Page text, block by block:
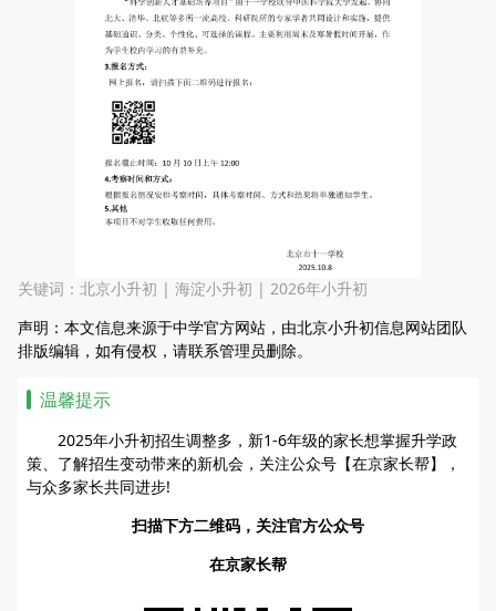
关键词： 北京小升初 | 海淀小升初 | 2026年小升初
声明：本文信息来源于中学官方网站，由北京小升初信息网站团队
排版编辑，如有侵权，请联系管理员删除。
温馨提示
2025年小升初招生调整多，新1-6年级的家长想掌握升学政
策、了解招生变动带来的新机会，关注公众号【在京家长帮】，
与众多家长共同进步!
扫描下方二维码，关注官方公众号
在京家长帮